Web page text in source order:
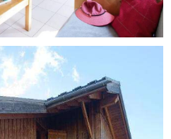
à l'étage. Une terrasse,
parking privative viennent
dans la vallée du Dévoluy,
Hiver/Eté.
vendeur : 140 000 euros